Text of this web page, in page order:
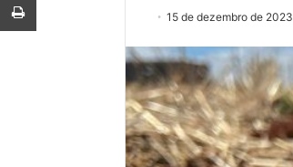
15 de dezembro de 2023